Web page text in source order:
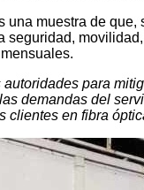
una muestra de
seguridad,
para
demandas del
clientes en fibra